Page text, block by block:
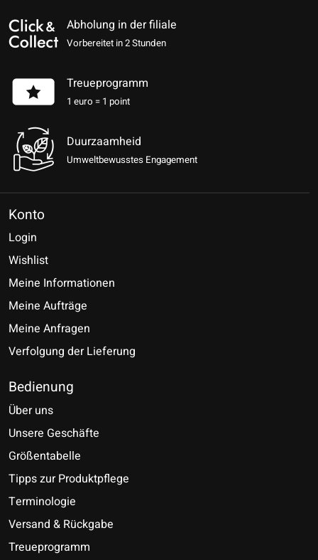
Abholung in der filiale
Vorbereitet in 2 Stunden
Treueprogramm
1 euro = 1 point
Duurzaamheid
Umweltbewusstes Engagement
Konto
Login
Wishlist
Meine Informationen
Meine Aufträge
Meine Anfragen
Verfolgung der Lieferung
Bedienung
Über uns
Unsere Geschäfte
Größentabelle
Tipps zur Produktpflege
Terminologie
Versand & Rückgabe
Treueprogramm